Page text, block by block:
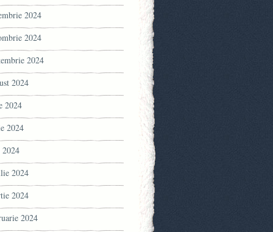
2024
2024
2024
2024
2024
2024
2024
2024
2024